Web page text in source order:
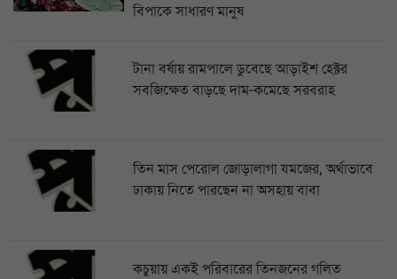
বিপাকে সাধারণ মানুষ
টানা বর্ষায় রামপালে ডুবেছে আড়াইশ হেক্টর
সবজিক্ষেত বাড়ছে দাম-কমেছে সরবরাহ
তিন মাস পেরোল জোড়ালাগা যমজের, অর্থাভাবে
ঢাকায় নিতে পারছেন না অসহায় বাবা
কচুয়ায় একই পরিবারের তিনজনের গলিত